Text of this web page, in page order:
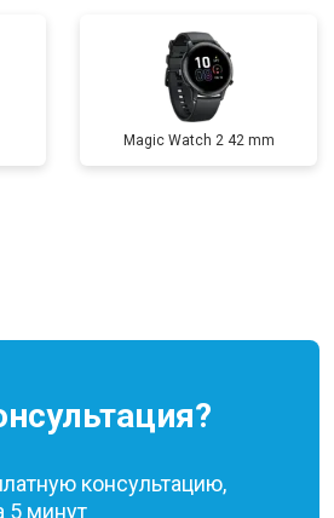
Magic Watch 2 42 mm
консультацию,
5 минут